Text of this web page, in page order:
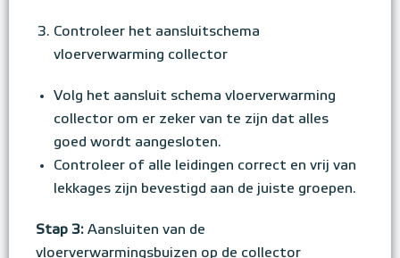
Controleer het aansluitschema
vloerverwarming collector
Volg het aansluit schema vloerverwarming
collector om er zeker van te zijn dat alles
goed wordt aangesloten.
Controleer of alle leidingen correct en vrij van
lekkages zijn bevestigd aan de juiste groepen.
Stap 3: Aansluiten van de
vloerverwarmingsbuizen op de collector